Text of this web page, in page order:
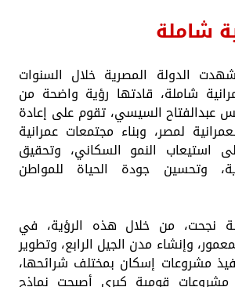
شاملة
الدولة المصرية خلال السنوات
شاملة، قادتها رؤية واضحة من
عبدالفتاح السيسي، تقوم على إعادة
لمصر، وبناء مجتمعات عمرانية
استيعاب النمو السكاني، وتحقيق
وتحسين جودة الحياة للمواطن
نجحت، من خلال هذه الرؤية، في
وإنشاء مدن الجيل الرابع، وتطوير
مشروعات إسكان بمختلف شرائحها،
قومية كبرى أصبحت نماذج